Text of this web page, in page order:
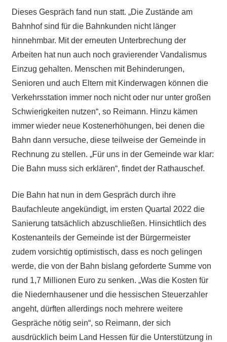
Dieses Gespräch fand nun statt. „Die Zustände am
Bahnhof sind für die Bahnkunden nicht länger
hinnehmbar. Mit der erneuten Unterbrechung der
Arbeiten hat nun auch noch gravierender Vandalismus
Einzug gehalten. Menschen mit Behinderungen,
Senioren und auch Eltern mit Kinderwagen können die
Verkehrsstation immer noch nicht oder nur unter großen
Schwierigkeiten nutzen“, so Reimann. Hinzu kämen
immer wieder neue Kostenerhöhungen, bei denen die
Bahn dann versuche, diese teilweise der Gemeinde in
Rechnung zu stellen. „Für uns in der Gemeinde war klar:
Die Bahn muss sich erklären“, findet der Rathauschef.
Die Bahn hat nun in dem Gespräch durch ihre
Baufachleute angekündigt, im ersten Quartal 2022 die
Sanierung tatsächlich abzuschließen. Hinsichtlich des
Kostenanteils der Gemeinde ist der Bürgermeister
zudem vorsichtig optimistisch, dass es noch gelingen
werde, die von der Bahn bislang geforderte Summe von
rund 1,7 Millionen Euro zu senken. „Was die Kosten für
die Niedernhausener und die hessischen Steuerzahler
angeht, dürften allerdings noch mehrere weitere
Gespräche nötig sein“, so Reimann, der sich
ausdrücklich beim Land Hessen für die Unterstützung in